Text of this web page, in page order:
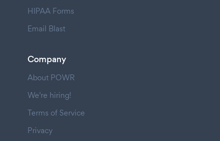
HIPAA Forms
Email Blast
Company
About POWR
We're hiring!
Terms of Service
Privacy